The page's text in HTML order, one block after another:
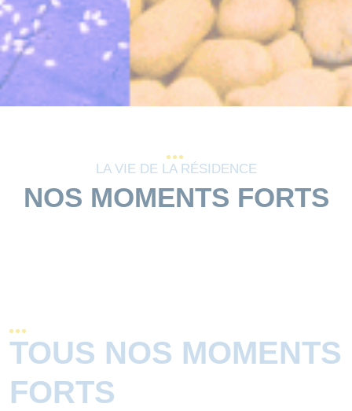
LA VIE DE LA RÉSIDENCE
NOS MOMENTS FORTS
TOUS NOS MOMENTS
FORTS